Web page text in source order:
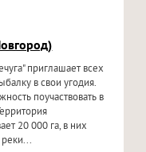
приглашает всех
в свои угодия.
поучаствовать в
20 000 га, в них